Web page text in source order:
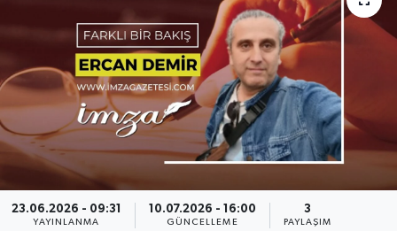
23.06.2026 - 09:31
YAYINLANMA
10.07.2026 - 16:00
GÜNCELLEME
3
PAYLAŞIM
DEVREK
DÜZCE
EREĞLİ
GÖKÇEBEY
KARABÜK